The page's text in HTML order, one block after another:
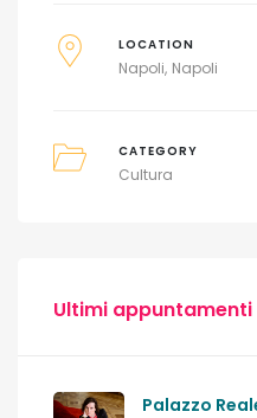
LOCATION
Napoli Napoli
CATEGORY
Cultura
Ultimi appuntamenti
Palazzo